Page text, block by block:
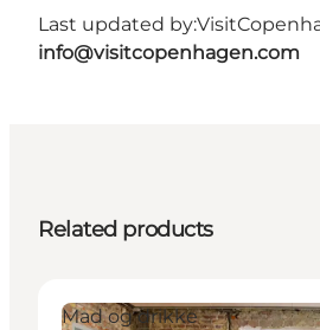
Last updated by:
info@visitcopenhagen.com
Related products
Mad og drikke